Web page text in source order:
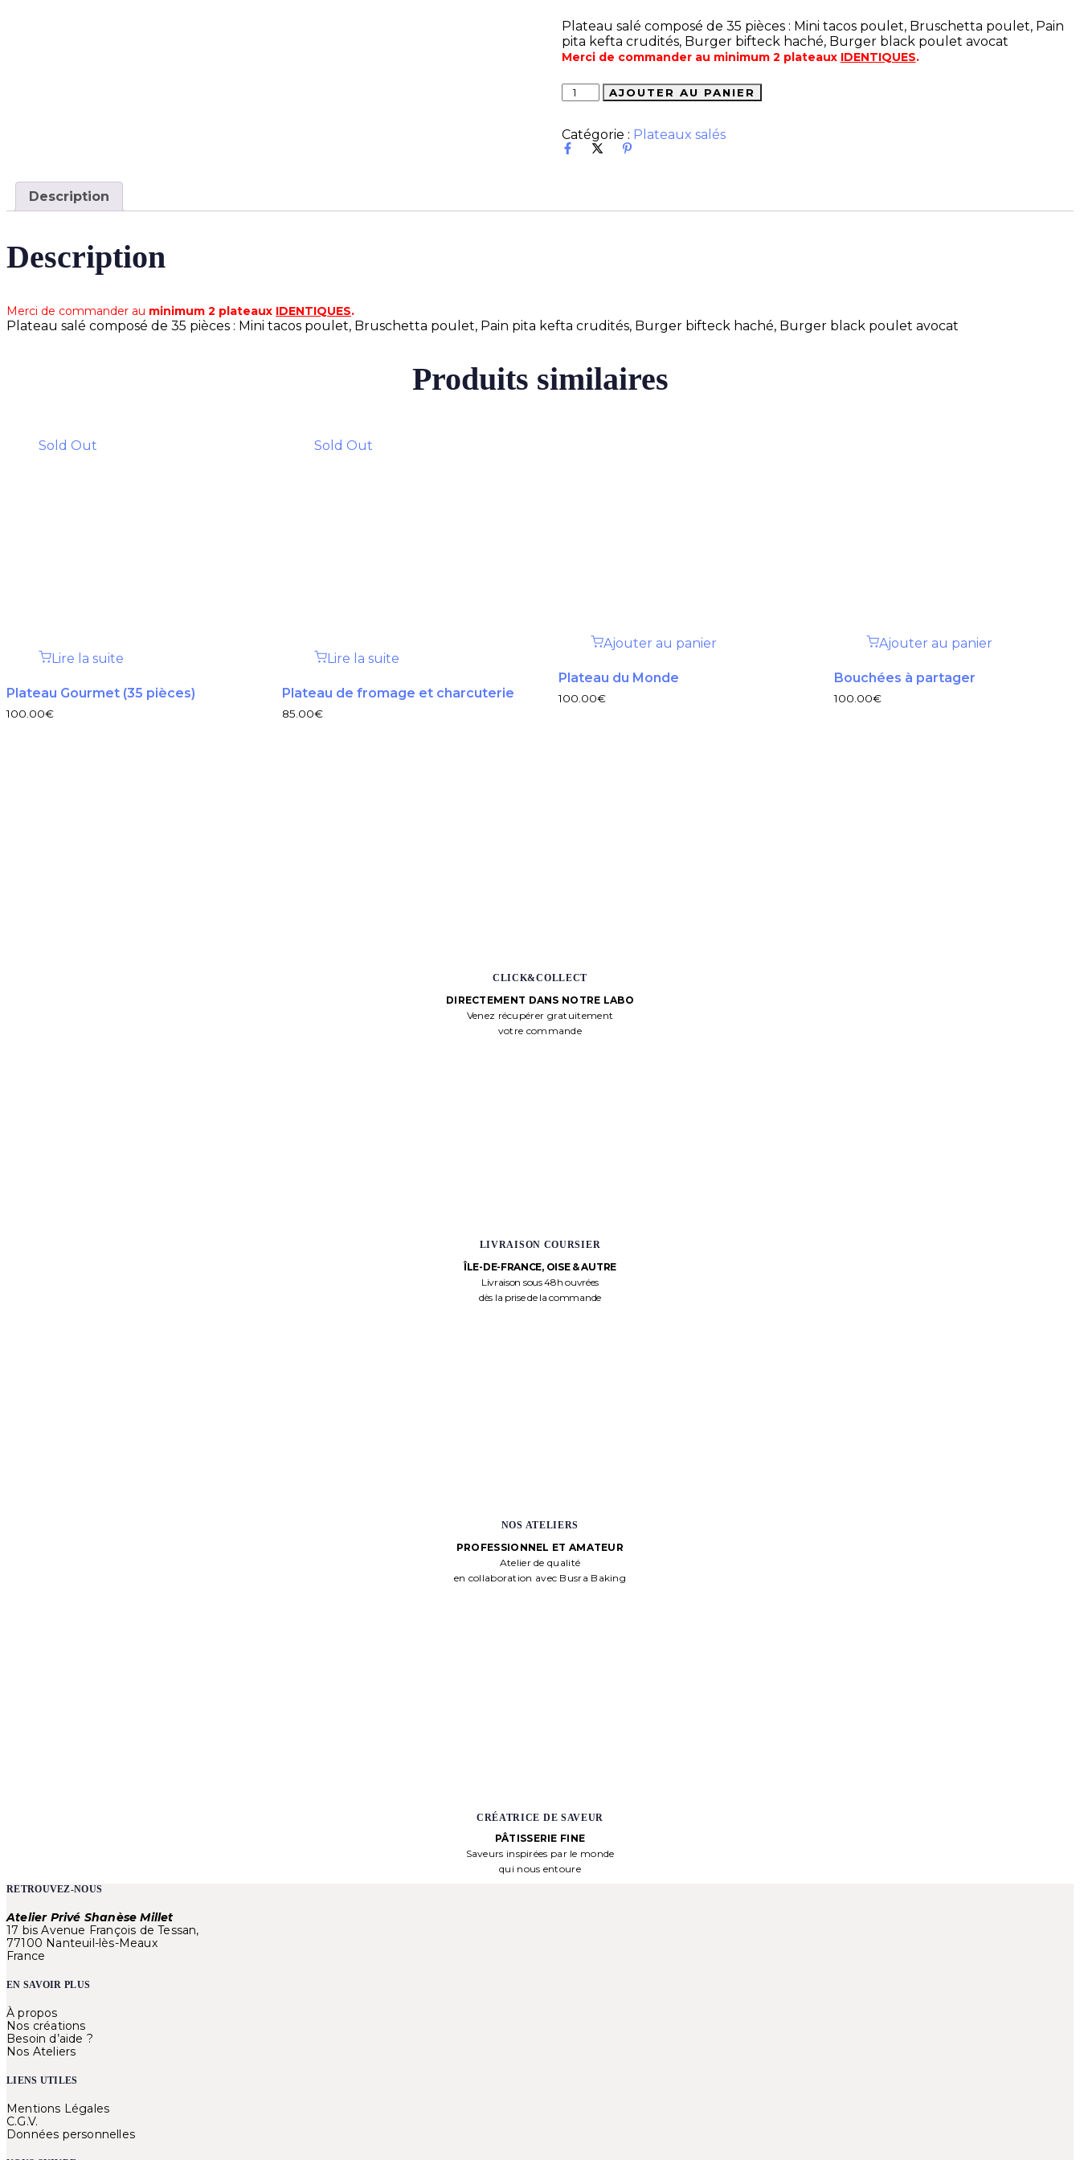
Plateau salé composé de 35 pièces : Mini tacos poulet, Bruschetta poulet, Pain
pita kefta crudités, Burger bifteck haché, Burger black poulet avocat
Merci de commander au minimum 2 plateaux IDENTIQUES.
Délices salés quantity
AJOUTER AU PANIER
Catégorie : Plateaux salés
Description
Description
Merci de commander au minimum 2 plateaux IDENTIQUES.
Plateau salé composé de 35 pièces : Mini tacos poulet, Bruschetta poulet, Pain pita kefta crudités, Burger bifteck haché, Burger black poulet avocat
Produits similaires
Sold Out
Lire la suite
Plateau Gourmet (35 pièces)
100.00€
Sold Out
Lire la suite
Plateau de fromage et charcuterie
85.00€
Ajouter au panier
Plateau du Monde
100.00€
Ajouter au panier
Bouchées à partager
100.00€
CLICK&COLLECT
DIRECTEMENT DANS NOTRE LABO
Venez récupérer gratuitement
votre commande
LIVRAISON COURSIER
ÎLE-DE-FRANCE, OISE & AUTRE
Livraison sous 48h ouvrées
dès la prise de la commande
NOS ATELIERS
PROFESSIONNEL ET AMATEUR
Atelier de qualité
en collaboration avec Busra Baking
CRÉATRICE DE SAVEUR
PÂTISSERIE FINE
Saveurs inspirées par le monde
qui nous entoure
RETROUVEZ-NOUS
Atelier Privé Shanèse Millet
17 bis Avenue François de Tessan,
77100 Nanteuil-lès-Meaux
France
EN SAVOIR PLUS
À propos
Nos créations
Besoin d’aide ?
Nos Ateliers
LIENS UTILES
Mentions Légales
C.G.V.
Données personnelles